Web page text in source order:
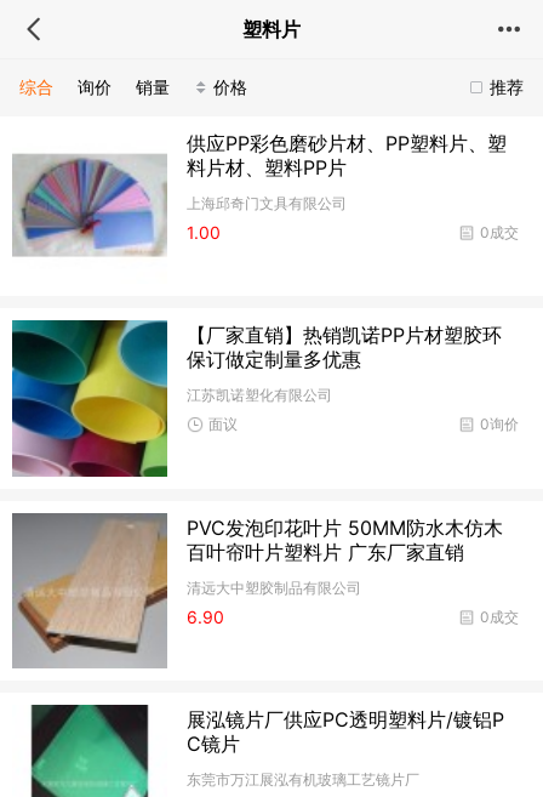
塑料片
推荐
综合 询价 销量 价格
供应PP彩色磨砂片材、PP塑料片、塑
料片材、塑料PP片
上海邱奇门文具有限公司
0成交
1.00
【厂家直销】热销凯诺PP片材塑胶环
保订做定制量多优惠
江苏凯诺塑化有限公司
0询价
面议
PVC发泡印花叶片 50MM防水木仿木
百叶帘叶片塑料片 广东厂家直销
清远大中塑胶制品有限公司
0成交
6.90
展泓镜片厂供应PC透明塑料片/镀铝P
C镜片
东莞市万江展泓有机玻璃工艺镜片厂